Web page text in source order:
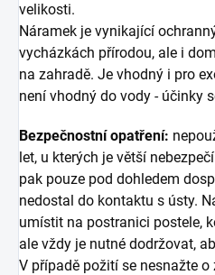
velikosti.
Náramek je vynikající
vycházkách přírodou, ale i
na zahradě. Je vhodný i pro
není vhodný do vody - účinky
Bezpečnostní opatření:
let, u kterých je větší
pak pouze pod dohledem
nedostal do kontaktu s ústy.
umístit na postranici postele,
ale vždy je nutné dodržovat,
V případě požití se nesnažte